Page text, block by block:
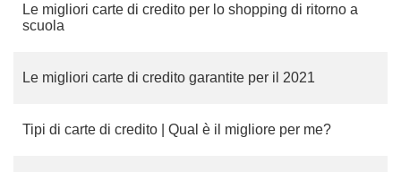
Le migliori carte di credito per lo shopping di ritorno a
scuola
Le migliori carte di credito garantite per il 2021
Tipi di carte di credito | Qual è il migliore per me?